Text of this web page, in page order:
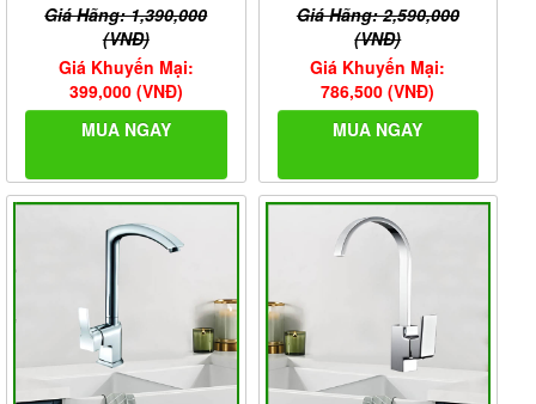
Giá Hãng: 1,390,000
(VNĐ)
Giá Khuyến Mại:
399,000 (VNĐ)
MUA NGAY
Giá Hãng: 2,590,000
(VNĐ)
Giá Khuyến Mại:
786,500 (VNĐ)
MUA NGAY